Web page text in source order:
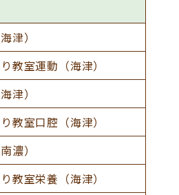
津）
教室運動（海津）
津）
教室口腔（海津）
濃）
教室栄養（海津）